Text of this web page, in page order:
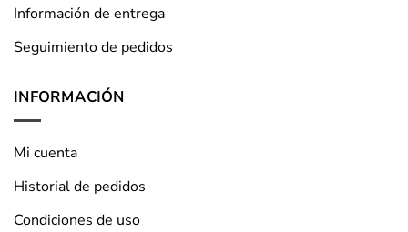
Información de entrega
Seguimiento de pedidos
INFORMACIÓN
Mi cuenta
Historial de pedidos
Condiciones de uso